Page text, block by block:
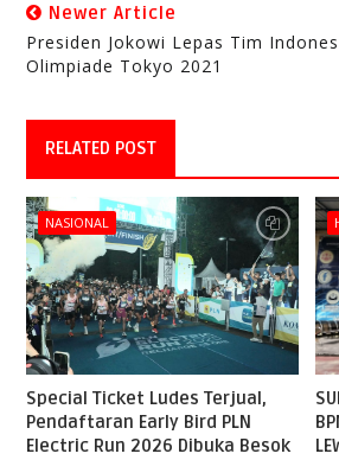
Newer Article
Presiden Jokowi Lepas Tim
Olimpiade Tokyo 2021
RELATED POST
NASIONAL
Special Ticket Ludes Terjual,
Pendaftaran Early Bird PLN
Electric Run 2026 Dibuka Besok